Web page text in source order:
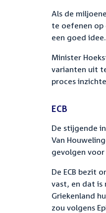
Als de
te oefenen op
een goed idee.
Minister
varianten uit
proces
ECB
De stijgende
Van
gevolgen voor
De ECB bezit
vast, en dat is
Griekenland
zou volgens